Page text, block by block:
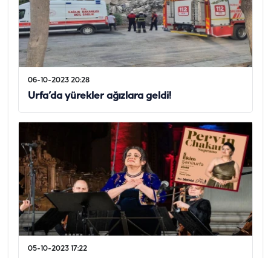
06-10-2023 20:28
Urfa’da yürekler ağızlara geldi!
05-10-2023 17:22